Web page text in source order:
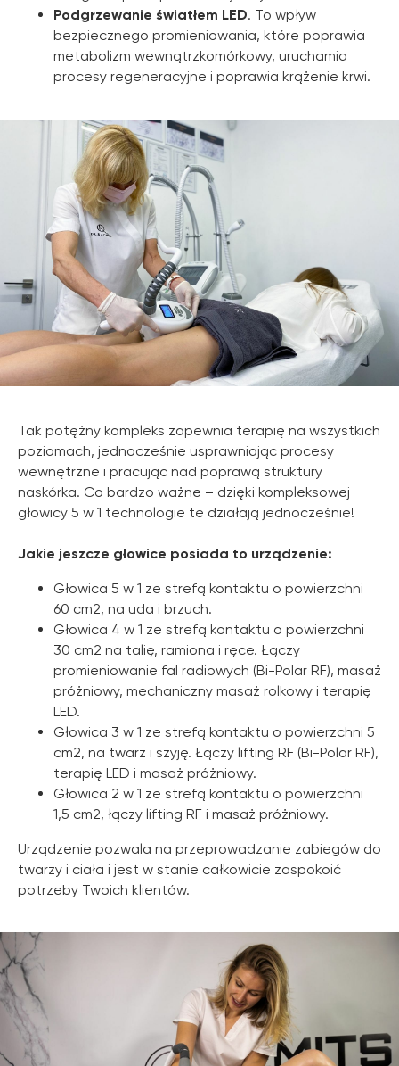
Podgrzewanie światłem LED. To wpływ
bezpiecznego promieniowania, które poprawia
metabolizm wewnątrzkomórkowy, uruchamia
procesy regeneracyjne i poprawia krążenie krwi.
Tak potężny kompleks zapewnia terapię na wszystkich
poziomach, jednocześnie usprawniając procesy
wewnętrzne i pracując nad poprawą struktury
naskórka. Co bardzo ważne – dzięki kompleksowej
głowicy 5 w 1 technologie te działają jednocześnie!
Jakie jeszcze głowice posiada to urządzenie:
Głowica 5 w 1 ze strefą kontaktu o powierzchni
60 cm2, na uda i brzuch.
Głowica 4 w 1 ze strefą kontaktu o powierzchni
30 cm2 na talię, ramiona i ręce. Łączy
promieniowanie fal radiowych (Bi-Polar RF), masaż
próżniowy, mechaniczny masaż rolkowy i terapię
LED.
Głowica 3 w 1 ze strefą kontaktu o powierzchni 5
cm2, na twarz i szyję. Łączy lifting RF (Bi-Polar RF),
terapię LED i masaż próżniowy.
Głowica 2 w 1 ze strefą kontaktu o powierzchni
1,5 cm2, łączy lifting RF i masaż próżniowy.
Urządzenie pozwala na przeprowadzanie zabiegów do
twarzy i ciała i jest w stanie całkowicie zaspokoić
potrzeby Twoich klientów.